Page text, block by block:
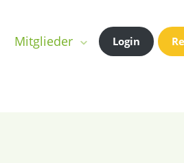
Mitglieder Login